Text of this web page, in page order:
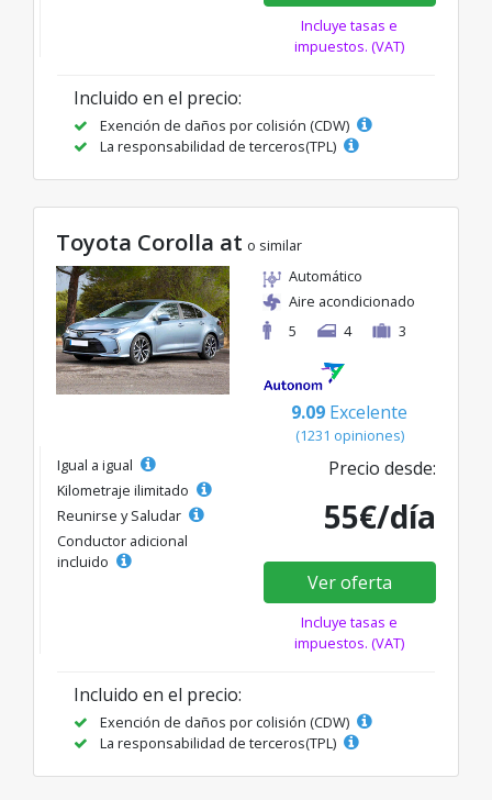
Incluye tasas e
impuestos. (VAT)
Incluido en el precio:
Exención de daños por colisión (CDW)
La responsabilidad de terceros(TPL)
Toyota Corolla at o similar
Automático
Aire acondicionado
5
4 3
9.09 Excelente
(1231 opiniones)
Igual a igual
Kilometraje ilimitado
Reunirse y Saludar
Conductor adicional
incluido
Precio desde:
55€/día
Ver oferta
Incluye tasas e
impuestos. (VAT)
Incluido en el precio:
Exención de daños por colisión (CDW)
La responsabilidad de terceros(TPL)